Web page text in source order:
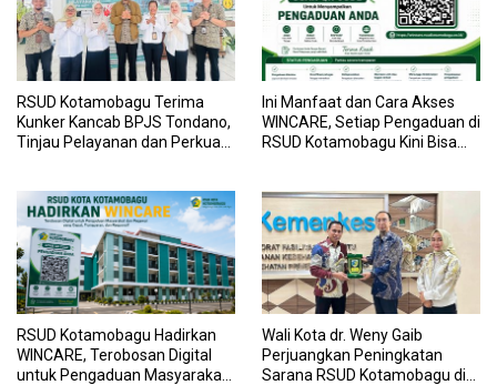
RSUD Kotamobagu Terima
Kunker Kancab BPJS Tondano,
Tinjau Pelayanan dan Perkuat
Ini Manfaat dan Cara Akses
WINCARE, Setiap Pengaduan di
RSUD Kotamobagu Kini Bisa
RSUD Kotamobagu Hadirkan
WINCARE, Terobosan Digital
untuk Pengaduan Masyarakat
Wali Kota dr. Weny Gaib
Perjuangkan Peningkatan
Sarana RSUD Kotamobagu di